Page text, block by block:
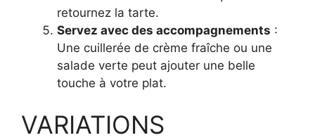
retournez la tarte.
Servez avec des accompagnements :
Une cuillerée de crème fraîche ou une
salade verte peut ajouter une belle
touche à votre plat.
VARIATIONS